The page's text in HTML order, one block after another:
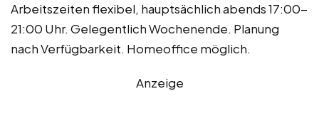
Arbeitszeiten flexibel, hauptsächlich abends 17:00-
21:00 Uhr. Gelegentlich Wochenende. Planung
nach Verfügbarkeit. Homeoffice möglich.
Anzeige